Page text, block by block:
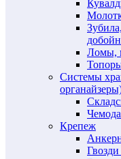
Ломы,
Системы
Крепеж